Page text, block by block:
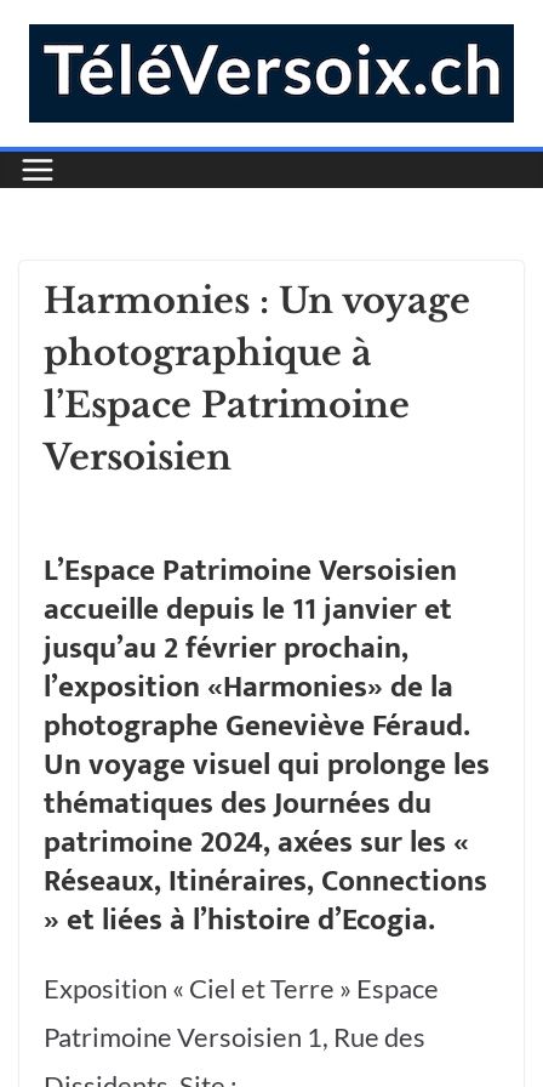
Harmonies : Un voyage
photographique à
l’Espace Patrimoine
Versoisien
L’Espace Patrimoine Versoisien
accueille depuis le 11 janvier et
jusqu’au 2 février prochain,
l’exposition «Harmonies» de la
photographe Geneviève Féraud.
Un voyage visuel qui prolonge les
thématiques des Journées du
patrimoine 2024, axées sur les «
Réseaux, Itinéraires, Connections
» et liées à l’histoire d’Ecogia.
Exposition « Ciel et Terre » Espace
Patrimoine Versoisien 1, Rue des